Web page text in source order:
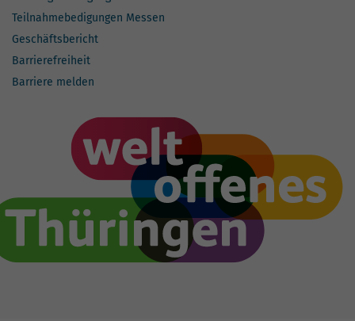
Teilnahmebedigungen Messen
Geschäftsbericht
Barrierefreiheit
Barriere melden